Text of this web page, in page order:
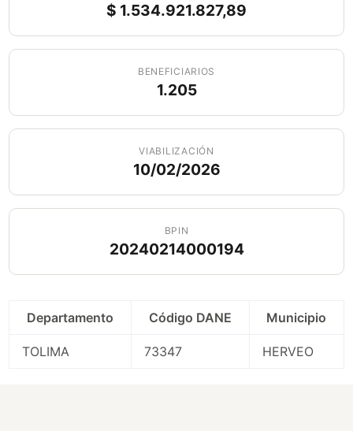
$ 1.534.921.827,89
BENEFICIARIOS
1.205
VIABILIZACIÓN
10/02/2026
BPIN
20240214000194
Departamento Código DANE Municipio
TOLIMA 73347 HERVEO